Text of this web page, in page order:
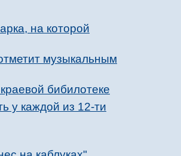
на которой
музыкальным
бибилотеке
у каждой из 12-ти